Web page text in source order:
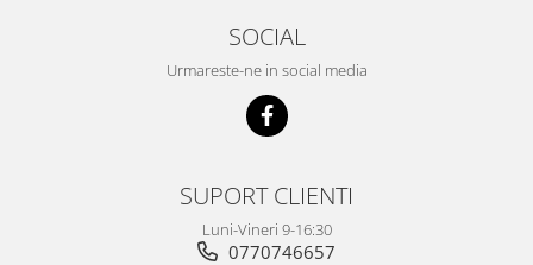
SOCIAL
Urmareste-ne in social media
SUPORT CLIENTI
Luni-Vineri 9-16:30
0770746657